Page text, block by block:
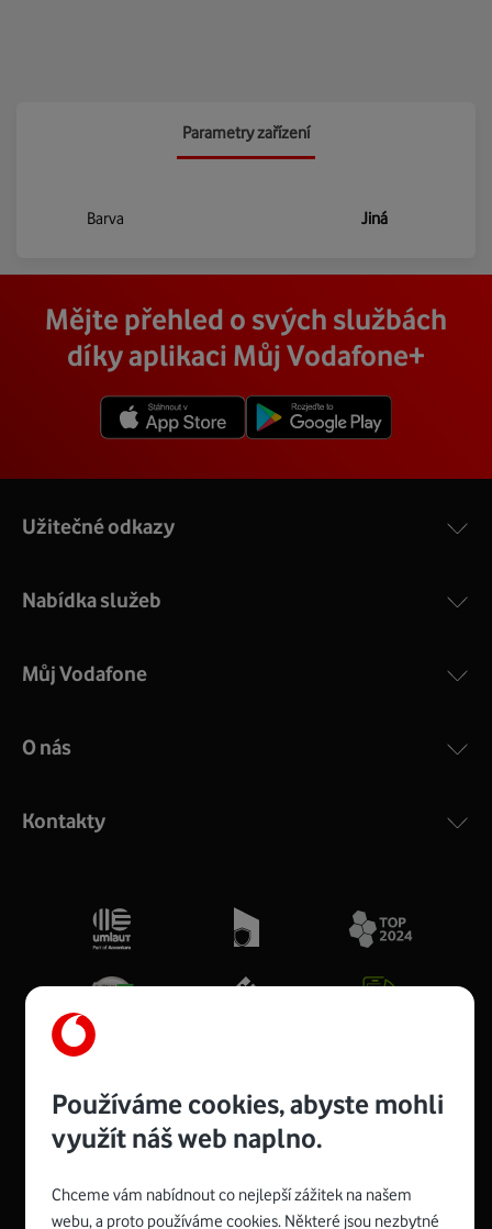
Parametry zařízení
Barva Jiná
Mějte přehled o svých službách
díky aplikaci Můj Vodafone+
Spojte se s Vodafonem
Užitečné odkazy
Nabídka služeb
Můj Vodafone
O nás
Kontakty
Používáme cookies, abyste mohli
využít náš web naplno.
Chceme vám nabídnout co nejlepší zážitek na našem
webu, a proto používáme cookies. Některé jsou nezbytné